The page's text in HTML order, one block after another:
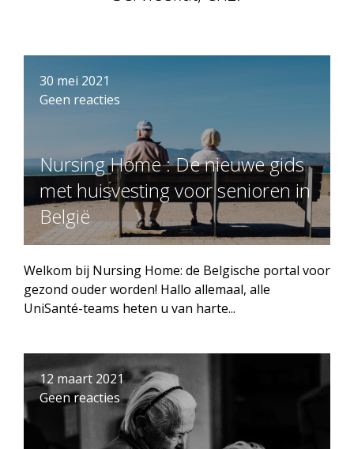
30 mei 2021
Geen reacties
Nursing Home : De nieuwe gids
met huisvesting voor senioren in
België
Welkom bij Nursing Home: de Belgische portal voor
gezond ouder worden! Hallo allemaal, alle
UniSanté-teams heten u van harte...
12 maart 2021
Geen reacties